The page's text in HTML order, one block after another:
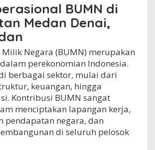
c
a
m
a
t
a
n
M
e
d
a
n
D
e
n
BUMN di
Medan Denai,
Milik Negara (BUMN) merupakan
perekonomian Indonesia.
berbagai sektor, mulai dari
keuangan, hingga
Kontribusi BUMN sangat
menciptakan lapangan kerja,
pendapatan negara, dan
di seluruh pelosok